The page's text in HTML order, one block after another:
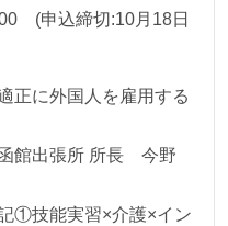
(申込締切:10月18日
正に外国人を雇用する
館出張所 所長 今野
①技能実習×介護×イン